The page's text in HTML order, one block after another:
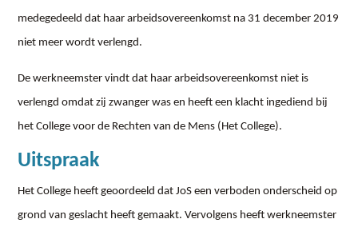
medegedeeld dat haar arbeidsovereenkomst na 31 december 2019
niet meer wordt verlengd.
De werkneemster vindt dat haar arbeidsovereenkomst niet is
verlengd omdat zij zwanger was en heeft een klacht ingediend bij
het College voor de Rechten van de Mens (Het College).
Uitspraak
Het College heeft geoordeeld dat JoS een verboden onderscheid op
grond van geslacht heeft gemaakt. Vervolgens heeft werkneemster